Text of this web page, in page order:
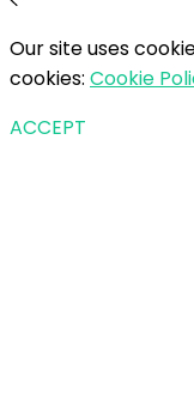
Our site uses
cookies: Cookie
ACCEPT